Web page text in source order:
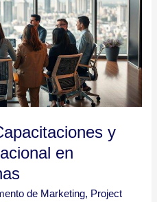
y
en
de Marketing, Project